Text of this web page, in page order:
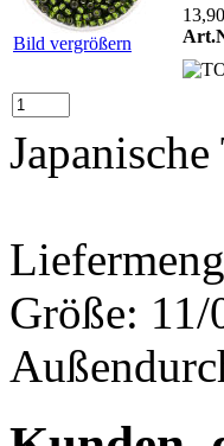
Bild vergrößern
Größe: 11/